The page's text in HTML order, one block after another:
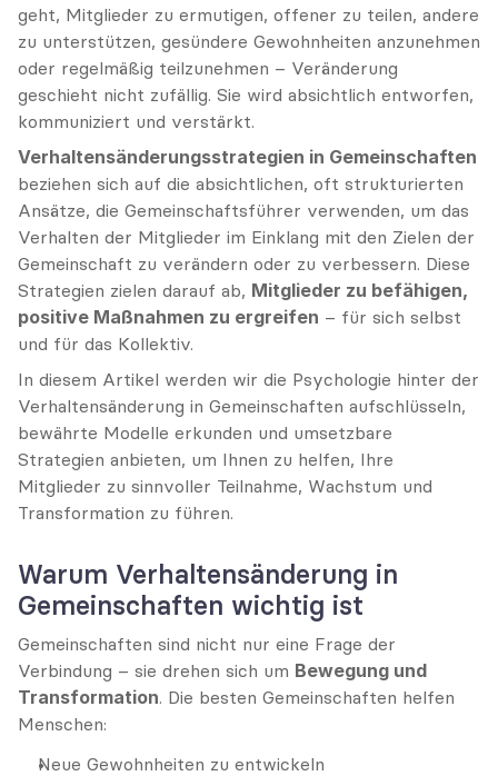
geht, Mitglieder zu ermutigen, offener zu teilen, andere
zu unterstützen, gesündere Gewohnheiten anzunehmen
oder regelmäßig teilzunehmen – Veränderung
geschieht nicht zufällig. Sie wird absichtlich entworfen,
kommuniziert und verstärkt.
Verhaltensänderungsstrategien in Gemeinschaften
beziehen sich auf die absichtlichen, oft strukturierten
Ansätze, die Gemeinschaftsführer verwenden, um das
Verhalten der Mitglieder im Einklang mit den Zielen der
Gemeinschaft zu verändern oder zu verbessern. Diese
Strategien zielen darauf ab, Mitglieder zu befähigen,
positive Maßnahmen zu ergreifen – für sich selbst
und für das Kollektiv.
In diesem Artikel werden wir die Psychologie hinter der
Verhaltensänderung in Gemeinschaften aufschlüsseln,
bewährte Modelle erkunden und umsetzbare
Strategien anbieten, um Ihnen zu helfen, Ihre
Mitglieder zu sinnvoller Teilnahme, Wachstum und
Transformation zu führen.
Warum Verhaltensänderung in
Gemeinschaften wichtig ist
Gemeinschaften sind nicht nur eine Frage der
Verbindung – sie drehen sich um Bewegung und
Transformation. Die besten Gemeinschaften helfen
Menschen:
Neue Gewohnheiten zu entwickeln